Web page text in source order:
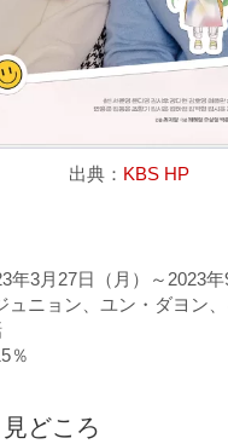
出典： KBS HP
年3月27日（月）～2023年
ュニョン、ユン・ダヨン
％
どころ